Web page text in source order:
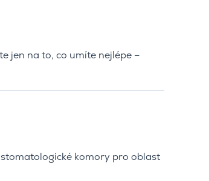
jen na to, co umíte nejlépe –
komory pro oblast